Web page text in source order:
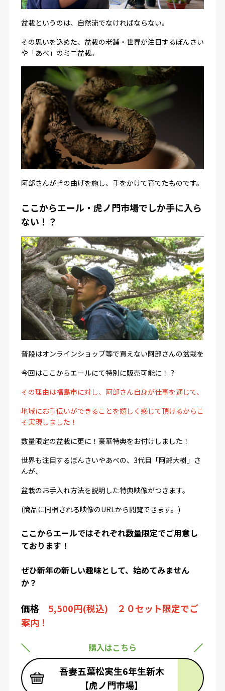
盆栽というのは、自然流でなければならない。
その思いを込めた、盆栽の老舗・世界が注目するぼんさい
や「あべ」のミニ盆栽。
阿部さんが幹の曲げを施し、手をかけて育てたものです。
ここからエール・虎ノ門市場でしか手に入ら
ない！？
普段はオンラインショップ等で買えない阿部さんの盆栽を
今回はここからエールにて特別に販売可能に！？
その理由は福島市に対し、阿部さん自身が仕事を通じて、
地域にお手伝いができることを嬉しく感じて頂けるからこ
そ実現しました！
数量限定の盆栽に更に！豪華特典をお付けしました！
世界も注目するぼんさいやあべの、3代目「阿部大樹」さ
んが、
盆栽のお手入れ方法を説明した特典映像がつきます。
(商品に同梱される映像のURLから閲覧できます。 )
ここからエールではそれぞれ数量限定でご用意し
ております！
ぜひ新年の新しい趣味として、始めてみません
か？
価格 5,500円(税込) ２０セット限定でご
案内！
購入はこちら
吾妻五葉松実生6年生新木
【虎ノ門市場】